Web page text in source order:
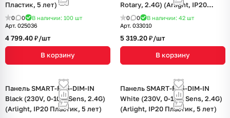
Пластик, 5 лет)
0 0 В наличии: 100 шт
Арт. 025036
4 799.40 ₽/шт
В корзину
Rotary, 2.4G) (Arlight, IP20
Пластик, 5 лет)
0 0 В наличии: 42 шт
Арт. 033010
5 319.20 ₽/шт
В корзину
Панель SMART-P35-DIM-IN
Black (230V, 0-10V, Sens, 2.4G)
(Arlight, IP20 Пластик, 5 лет)
Панель SMART-P35-DIM-IN
White (230V, 0-10V, Sens, 2.4G)
(Arlight, IP20 Пластик, 5 лет)